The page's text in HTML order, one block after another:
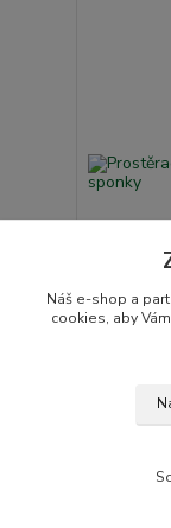
Náš e-shop a
cookies, aby